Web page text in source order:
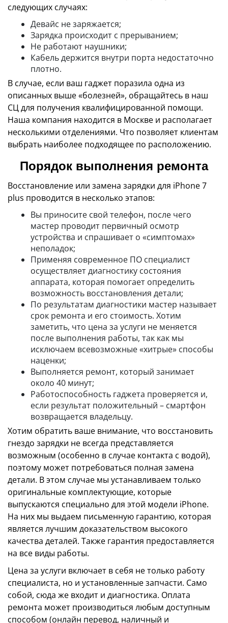
следующих случаях:
Девайс не заряжается;
Зарядка происходит с прерыванием;
Не работают наушники;
Кабель держится внутри порта недостаточно
плотно.
В случае, если ваш гаджет поразила одна из
описанных выше «болезней», обращайтесь в наш
СЦ для получения квалифицированной помощи.
Наша компания находится в Москве и располагает
несколькими отделениями. Что позволяет клиентам
выбрать наиболее подходящее по расположению.
Порядок выполнения ремонта
Восстановление или замена зарядки для iPhone 7
plus проводится в несколько этапов:
Вы приносите свой телефон, после чего
мастер проводит первичный осмотр
устройства и спрашивает о «симптомах»
неполадок;
Применяя современное ПО специалист
осуществляет диагностику состояния
аппарата, которая помогает определить
возможность восстановления детали;
По результатам диагностики мастер называет
срок ремонта и его стоимость. Хотим
заметить, что цена за услуги не меняется
после выполнения работы, так как мы
исключаем всевозможные «хитрые» способы
наценки;
Выполняется ремонт, который занимает
около 40 минут;
Работоспособность гаджета проверяется и,
если результат положительный – смартфон
возвращается владельцу.
Хотим обратить ваше внимание, что восстановить
гнездо зарядки не всегда представляется
возможным (особенно в случае контакта с водой),
поэтому может потребоваться полная замена
детали. В этом случае мы устанавливаем только
оригинальные комплектующие, которые
выпускаются специально для этой модели iPhone.
На них мы выдаем письменную гарантию, которая
является лучшим доказательством высокого
качества деталей. Также гарантия предоставляется
на все виды работы.
Цена за услуги включает в себя не только работу
специалиста, но и установленные запчасти. Само
собой, сюда же входит и диагностика. Оплата
ремонта может производиться любым доступным
способом (онлайн перевод, наличный и